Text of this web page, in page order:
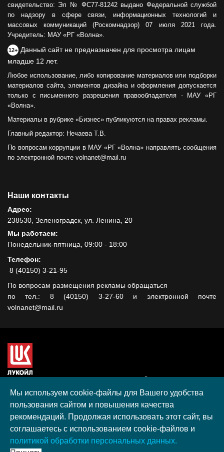
свидетельство: Эл № ФС77-81242 выдано Федеральной службой
по надзору в сфере связи, информационных технологий и
массовых коммуникаций (Роскомнадзор) 07 июля 2021 года.
Учредитель: МАУ «РГ «Волна».
12+ Данный сайт не предназначен для просмотра лицам
младше 12 лет.
Любое использование, либо копирование материалов или подборки
материалов сайта, элементов дизайна и оформления допускается
только с письменного разрешения правообладателя - МАУ «РГ
«Волна».
Материалы в рубрике «Бизнес» публикуются на правах рекламы.
Главный редактор: Нечаева Т.В.
По вопросам коррупции в МАУ «РГ «Волна» направлять сообщения
по электронной почте volnanet@mail.ru
Наши контакты
Адрес:
238530, Зеленоградск, ул. Ленина, 20
Мы работаем:
Понедельник-пятница, 09:00 - 18:00
Телефон:
8 (40150) 3-21-95
По вопросам размещения рекламы обращаться
по тел.: 8 (40150) 3-27-60 и электронной почте
volnanet@mail.ru
гранта, полученного в рамках XIII Конкурса социальных и
культурных проектов ПАО "ЛУКОЙЛ" на территории
Калининградской области в 2020 году
Согласие на обработку персональных данных
Разработка, поддержка и продвижение S-Media group
© 2026 МАУ «Редакция общественно-политической газеты
Мы используем cookie-файлы для Вашего удобства
пользования сайтом и повышения качества
рекомендаций. Продолжая использовать этот сайт, вы
соглашаетесь с использованием cookie-файлов и
политикой обработки персональных данных.